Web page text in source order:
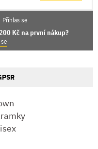
Přihlas se
Kč na první nákup?